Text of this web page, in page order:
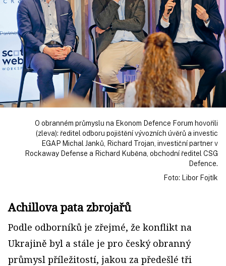
O obranném průmyslu na Ekonom Defence Forum hovořili
(zleva): ředitel odboru pojištění vývozních úvěrů a investic
EGAP Michal Janků, Richard Trojan, investiční partner v
Rockaway Defense a Richard Kuběna, obchodní ředitel CSG
Defence.
Foto: Libor Fojtík
Achillova pata zbrojařů
Podle odborníků je zřejmé, že konflikt na
Ukrajině byl a stále je pro český obranný
průmysl příležitostí, jakou za předešlé tři